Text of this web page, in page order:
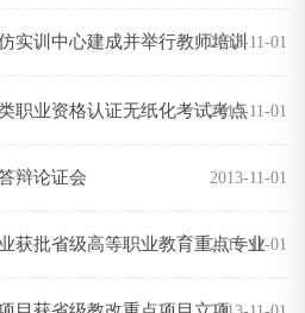
实训中心建成并举行教师培训2013-11-01
职业资格认证无纸化考试考点2013-11-01
辩论证会 2013-11-01
获批省级高等职业教育重点专业
2013-11-01